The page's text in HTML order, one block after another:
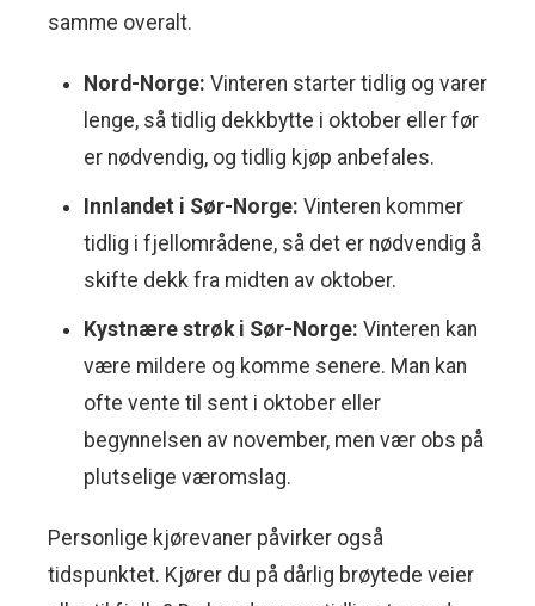
samme overalt.
Nord-Norge: Vinteren starter tidlig og varer
lenge, så tidlig dekkbytte i oktober eller før
er nødvendig, og tidlig kjøp anbefales.
Innlandet i Sør-Norge: Vinteren kommer
tidlig i fjellområdene, så det er nødvendig å
skifte dekk fra midten av oktober.
Kystnære strøk i Sør-Norge: Vinteren kan
være mildere og komme senere. Man kan
ofte vente til sent i oktober eller
begynnelsen av november, men vær obs på
plutselige væromslag.
Personlige kjørevaner påvirker også
tidspunktet. Kjører du på dårlig brøytede veier